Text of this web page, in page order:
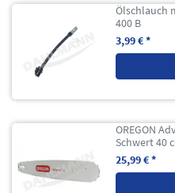
Ölschlauch
400 B
3,99 € *
OREGON
Schwert 40
25,99 € *